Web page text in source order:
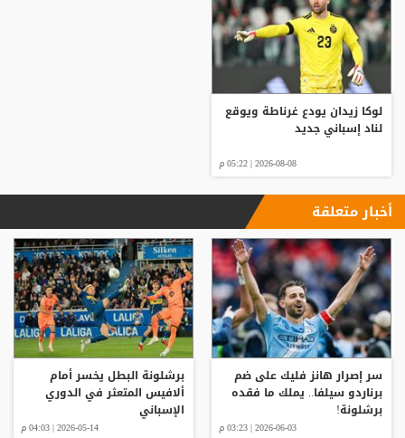
لوكا زيدان يودع غرناطة ويوقع
لناد إسباني جديد
2026-08-08 | 05:22 م
أخبار متعلقة
سر إصرار هانز فليك على ضم
برناردو سيلفا.. يملك ما فقده
برشلونة!
2026-06-03 | 03:23 م
برشلونة البطل يخسر أمام
ألافيس المتعثر في الدوري
الإسباني
2026-05-14 | 04:03 م